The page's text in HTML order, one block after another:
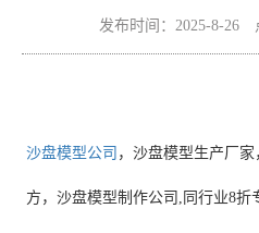
发布时间：2025-8-26
沙盘模型公司 ，沙盘模型生产厂
方，沙盘模型制作公司,同行业8